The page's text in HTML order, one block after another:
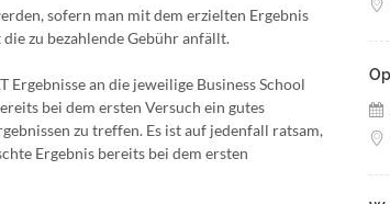
sofern man mit dem erzielten Ergebnis
zu bezahlende Gebühr anfällt.
an die jeweilige Business School
bei dem ersten Versuch ein gutes
zu treffen. Es ist auf jedenfall ratsam,
Ergebnis bereits bei dem ersten